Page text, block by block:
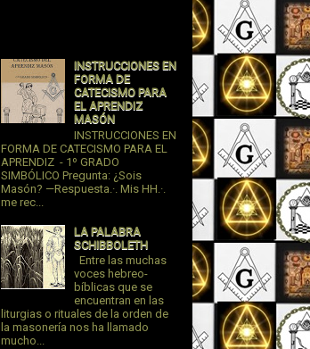
INSTRUCCIONES EN
FORMA DE
CATECISMO PARA
EL APRENDIZ
MASÓN
INSTRUCCIONES EN
FORMA DE CATECISMO PARA EL
APRENDIZ - 1º GRADO
SIMBÓLICO Pregunta: ¿Sois
Masón? —Respuesta.·. Mis HH.·.
me rec...
LA PALABRA
SCHIBBOLETH
Entre las muchas
voces hebreo-
bíblicas que se
encuentran en las
liturgias o rituales de la orden de
la masonería nos ha llamado
mucho...